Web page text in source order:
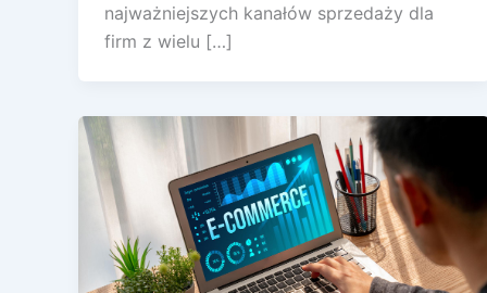
najważniejszych kanałów sprzedaży dla
firm z wielu […]